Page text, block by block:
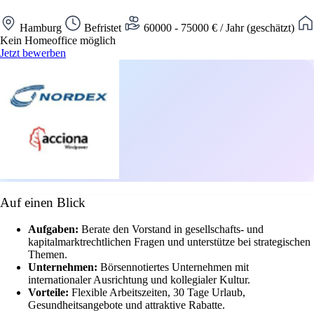
Hamburg Befristet
60000 - 75000 € / Jahr (geschätzt)
Kein Homeoffice möglich
Jetzt bewerben
Auf einen Blick
Aufgaben: Berate den Vorstand in gesellschafts- und
kapitalmarktrechtlichen Fragen und unterstütze bei strategischen
Themen.
Unternehmen: Börsennotiertes Unternehmen mit
internationaler Ausrichtung und kollegialer Kultur.
Vorteile: Flexible Arbeitszeiten, 30 Tage Urlaub,
Gesundheitsangebote und attraktive Rabatte.